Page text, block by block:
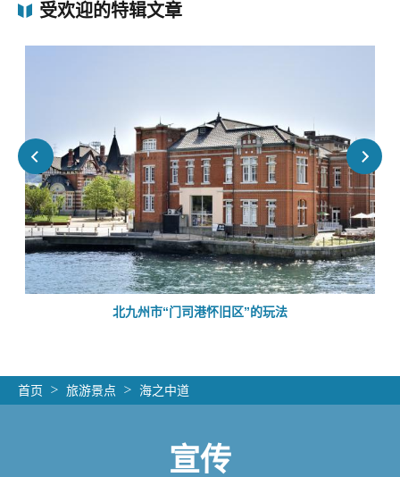
受欢迎的特辑文章
北九州市“门司港怀旧区”的玩法
首页 旅游景点 海之中道
宣传